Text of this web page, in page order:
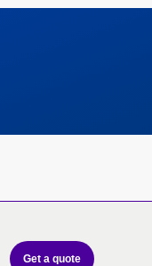
Get a quote